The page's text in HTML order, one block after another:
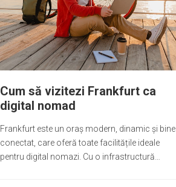
Cum să vizitezi Frankfurt ca
digital nomad
Frankfurt este un oraș modern, dinamic și bine
conectat, care oferă toate facilitățile ideale
pentru digital nomazi. Cu o infrastructură…